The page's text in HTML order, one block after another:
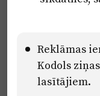
Eiropas Savienības
Reklāmas
Kodols
lasītājiem.